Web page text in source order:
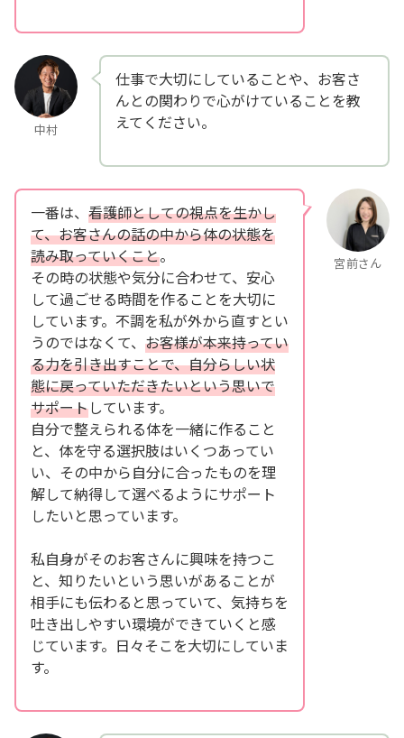
中村
仕事で大切にしていることや、お客さ
んとの関わりで心がけていることを教
えてください。
宮前さん
一番は、 看護師としての視点を生かし
て、お客さんの話の中から体の状態を
読み取っていくこと。
その時の状態や気分に合わせて、安心
して過ごせる時間を作ることを大切に
しています。不調を私が外から直すとい
うのではなくて、 お客様が本来持ってい
る力を引き出すことで、自分らしい状
態に戻っていただきたいという思いで
サポートしています。
自分で整えられる体を一緒に作ること
と、体を守る選択肢はいくつあってい
い、その中から自分に合ったものを理
解して納得して選べるようにサポート
したいと思っています。
私自身がそのお客さんに興味を持つこ
と、知りたいという思いがあることが
相手にも伝わると思っていて、気持ちを
吐き出しやすい環境ができていくと感
じています。日々そこを大切にしていま
す。